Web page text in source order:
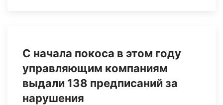
С начала покоса в этом году
управляющим компаниям
выдали 138 предписаний за
нарушения